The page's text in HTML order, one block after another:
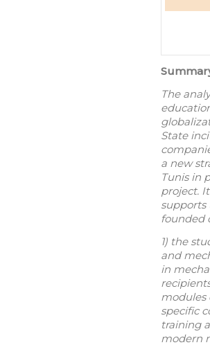
The
State
a new
Tunis in
project.
supports
founded
1) the
and
in
modules
specific
training
modern